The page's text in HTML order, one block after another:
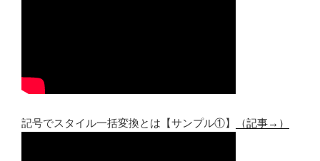
記号でスタイル一括変換とは【サンプル①】 （記事→）